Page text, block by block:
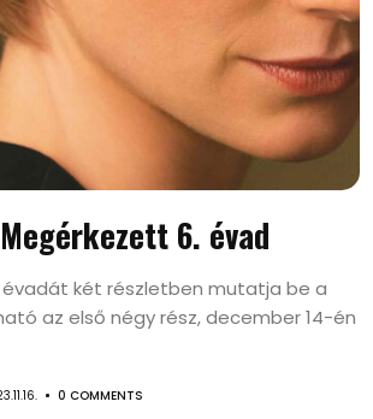
6. évad
évadát két részletben mutatja be a
az első négy rész, december 14-én
0 COMMENTS